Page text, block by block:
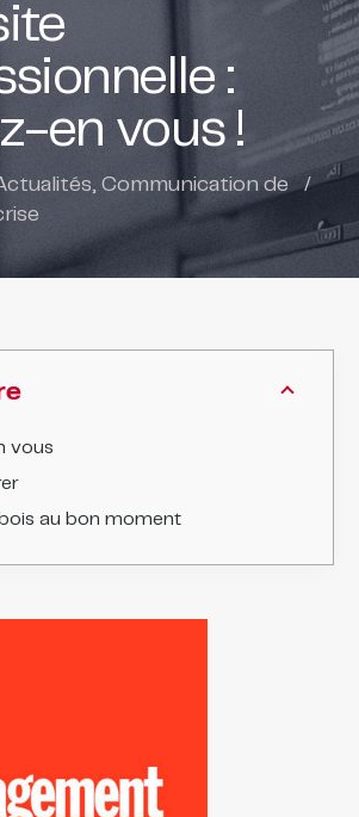
:
en vous !
, Communication de
/
vous
au bon moment